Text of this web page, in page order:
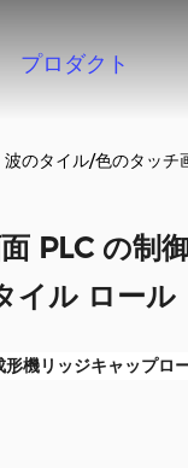
プロダクト
波のタイル/色のタッチ
PLC の制
イル ロール
形機リッジキャップロ